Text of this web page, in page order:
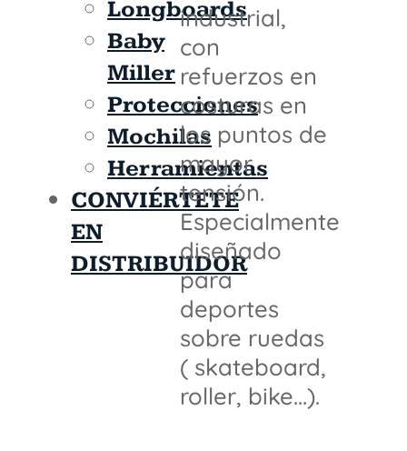
industrial,
con
refuerzos en
costuras en
los puntos de
mayor
tensión.
Especialmente
diseñado
para
deportes
sobre ruedas
( skateboard,
roller, bike...).
Longboards
Baby
Miller
Protecciones
Mochilas
Herramientas
CONVIÉRTETE
EN
DISTRIBUIDOR